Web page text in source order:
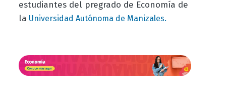
estudiantes del pregrado de Economía de
la Universidad Autónoma de Manizales.